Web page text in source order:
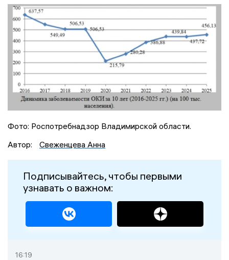
Фото: Роспотребнадзор Владимирской области.
Автор:
Свеженцева Анна
Подписывайтесь, чтобы первыми
узнавать о важном:
16:19